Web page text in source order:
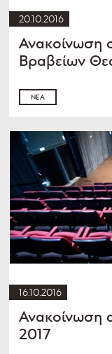
20.10.2016
Ανακοίνωση
Βραβείων
ΝΈΑ
16.10.2016
Ανακοίνωση
2017